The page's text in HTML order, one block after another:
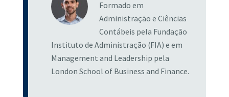
Formado em
Administração e Ciências
Contábeis pela Fundação
Instituto de Administração (FIA) e em
Management and Leadership pela
London School of Business and Finance.